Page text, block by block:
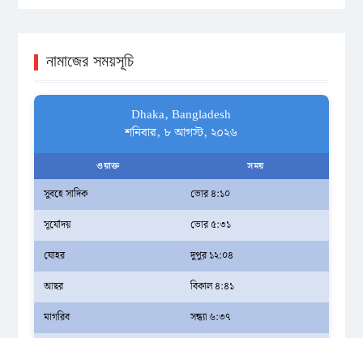
নামাজের সময়সূচি
Dhaka, Bangladesh
শনিবার, ৮ আগস্ট, ২০২৬
ওয়াক্ত সময়
সুবহে সাদিক
ভোর ৪:১০
সূর্যোদয়
ভোর ৫:৩১
যোহর
দুপুর ১২:০৪
আছর
বিকাল ৪:৪১
মাগরিব
সন্ধ্যা ৬:৩৭